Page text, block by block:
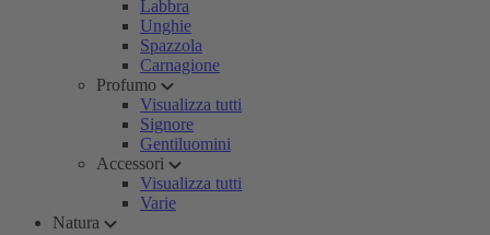
Labbra
Unghie
Spazzola
Carnagione
Profumo
Visualizza tutti
Signore
Gentiluomini
Accessori
Visualizza tutti
Varie
Natura